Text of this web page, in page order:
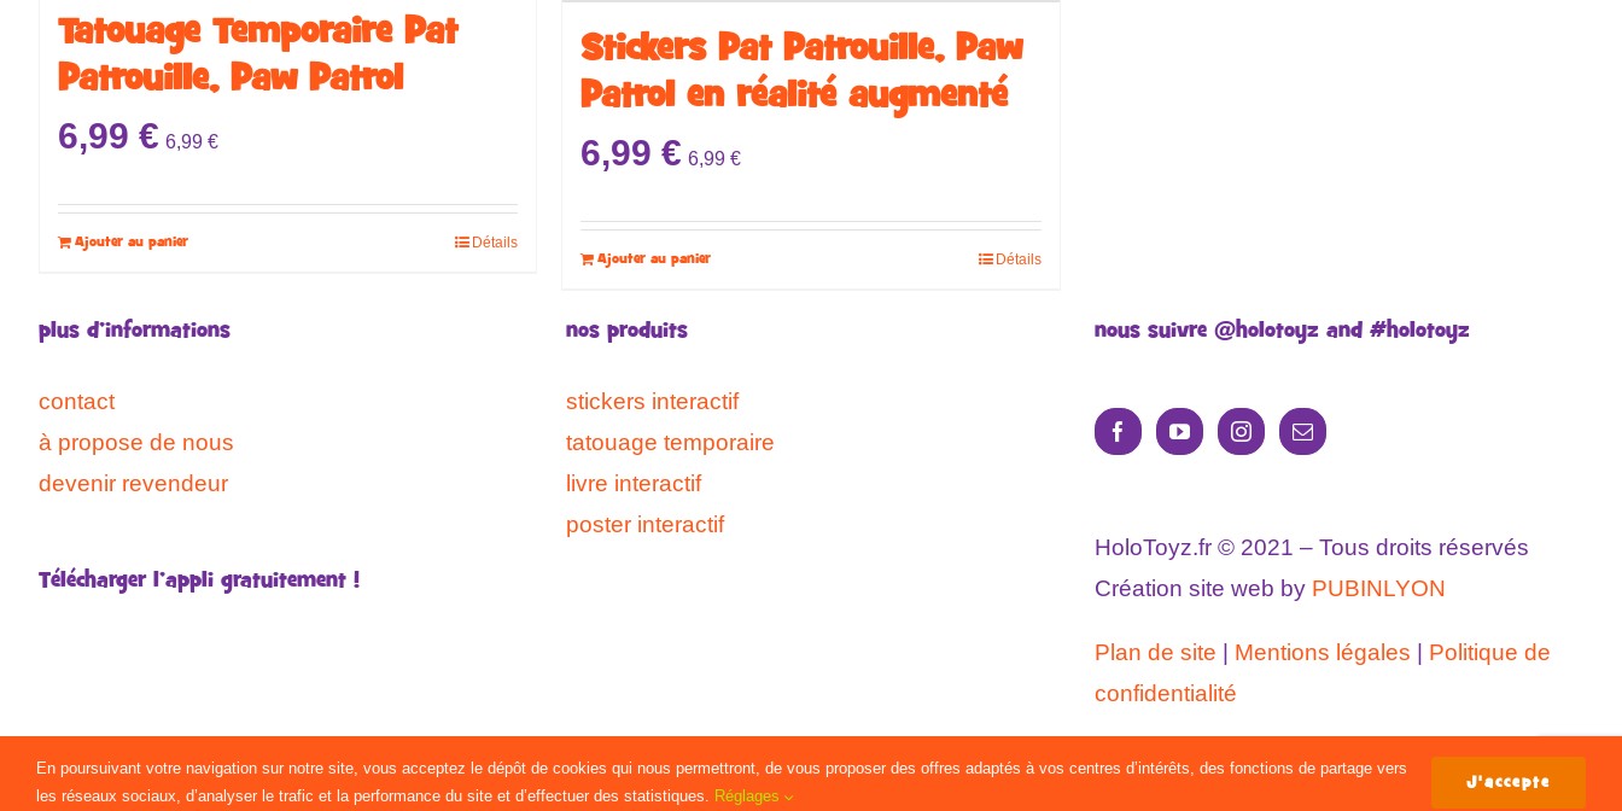
Tatouage Temporaire ​​​​Pat
Patrouille, Paw Patrol
6,99 € 6,99 €
Ajouter au panier Détails
Stickers ​​​​Pat Patrouille, Paw
Patrol en réalité augmenté
6,99€ 6,99€
Ajouter au panier Détails
plus d’informations
contact
à propose de nous
devenir revendeur
Télécharger l’appli gratuitement !
nos produits
stickers interactif
tatouage temporaire
livre interactif
poster interactif
nous suivre @holotoyz and #holotoyz
HoloToyz.fr © 2021 – Tous droits réservés
Création site web by PUBINLYON
Plan de site Mentions légales
Politique de
confidentialité
En poursuivant votre navigation sur notre site, vous acceptez le dépôt de cookies qui nous permettront, de vous proposer des offres adaptés à vos centres d’intérêts, des fonctions de partage vers
les réseaux sociaux, d’analyser le trafic et la performance du site et d’effectuer des statistiques. Réglages
J'accepte